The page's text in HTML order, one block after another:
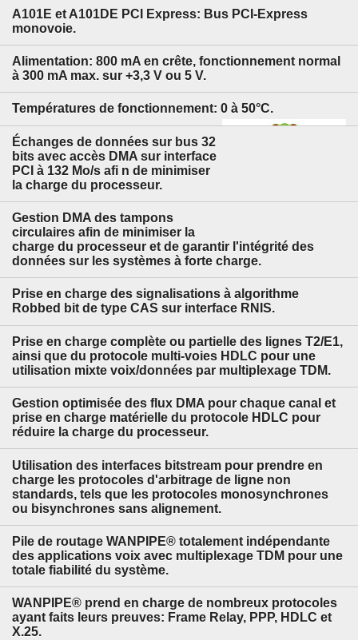
A101E et A101DE PCI Express: Bus PCI-Express
monovoie.
Alimentation: 800 mA en crête, fonctionnement normal
à 300 mA max. sur +3,3 V ou 5 V.
Températures de fonctionnement: 0 à 50°C.
Échanges de données sur bus 32
bits avec accès DMA sur interface
PCI à 132 Mo/s afi n de minimiser
la charge du processeur.
Gestion DMA des tampons
circulaires afin de minimiser la
charge du processeur et de garantir l'intégrité des
données sur les systèmes à forte charge.
Prise en charge des signalisations à algorithme
Robbed bit de type CAS sur interface RNIS.
Prise en charge complète ou partielle des lignes T2/E1,
ainsi que du protocole multi-voies HDLC pour une
utilisation mixte voix/données par multiplexage TDM.
Gestion optimisée des flux DMA pour chaque canal et
prise en charge matérielle du protocole HDLC pour
réduire la charge du processeur.
Utilisation des interfaces bitstream pour prendre en
charge les protocoles d'arbitrage de ligne non
standards, tels que les protocoles monosynchrones
ou bisynchrones sans alignement.
Pile de routage WANPIPE® totalement indépendante
des applications voix avec multiplexage TDM pour une
totale fiabilité du système.
WANPIPE® prend en charge de nombreux protocoles
ayant faits leurs preuves: Frame Relay, PPP, HDLC et
X.25.